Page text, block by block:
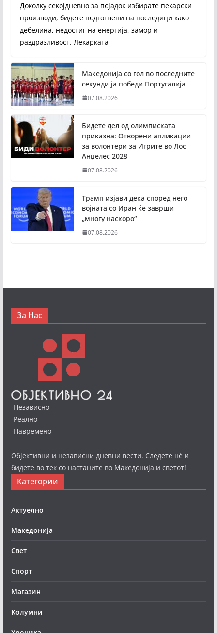
Доколку секојдневно за појадок избирате пекарски
производи, бидете подготвени на последици како
дебелина, недостиг на енергија, замор и
раздразливост. Лекарката
Македонија со гол во последните
секунди ја победи Португалија
07.08.2026
Бидете дел од олимписката
приказна: Отворени апликации
за волонтери за Игрите во Лос
Анџелес 2028
07.08.2026
Трамп изјави дека според него
војната со Иран ќе заврши
„многу наскоро“
07.08.2026
За Нас
-Независно
-Реално
-Навремено
Објективни и независни дневни вести. Следете нè и
бидете во тек со настаните во Македонија и светот!
Категории
Актуелно
Македонија
Свет
Спорт
Магазин
Колумни